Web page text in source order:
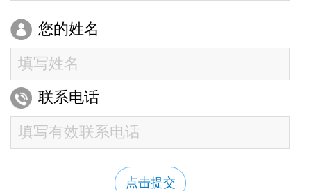
您的姓名
联系电话
点击提交